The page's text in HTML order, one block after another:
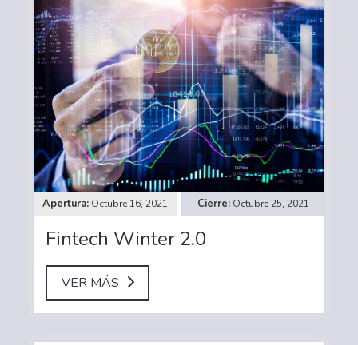
Octubre 16, 2021 Octubre 25, 2021
Fintech Winter 2.0
VER MÁS